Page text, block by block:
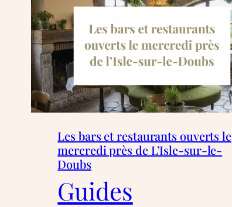
Les bars et restaurants ouverts le
mercredi près de L’Isle-sur-le-
Doubs
Guides